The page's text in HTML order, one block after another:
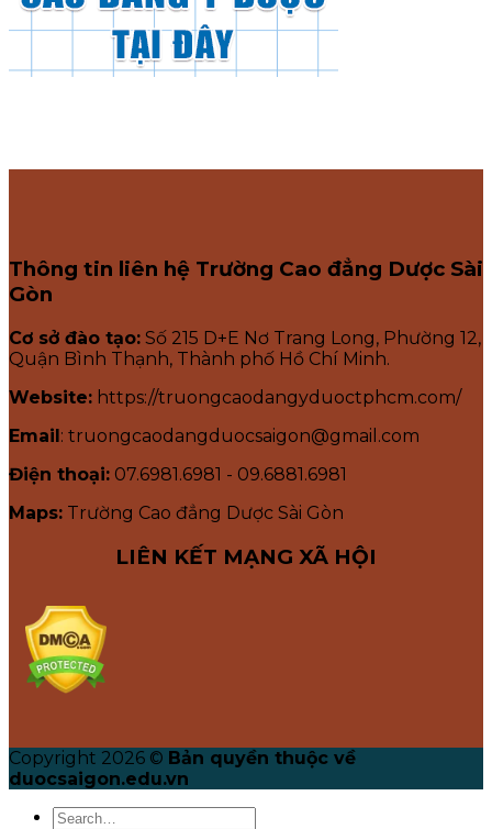
Thông tin liên hệ Trường Cao đẳng Dược Sài
Gòn
Cơ sở đào tạo: Số 215 D+E Nơ Trang Long, Phường 12,
Quận Bình Thạnh, Thành phố Hồ Chí Minh.
Website: https://truongcaodangyduoctphcm.com/
Email: truongcaodangduocsaigon@gmail.com
Điện thoại: 07.6981.6981 - 09.6881.6981
Maps: Trường Cao đẳng Dược Sài Gòn
LIÊN KẾT MẠNG XÃ HỘI
Copyright 2026 © Bản quyền thuộc về
duocsaigon.edu.vn